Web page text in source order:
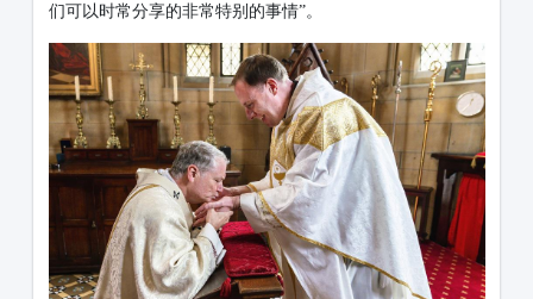
们可以时常分享的非常特别的事情”。